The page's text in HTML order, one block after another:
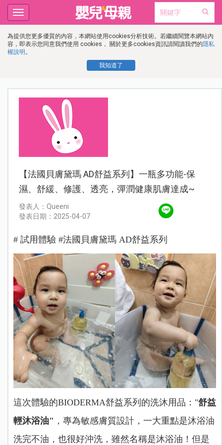
為提供您更多優質的內容，本網站使用cookies分析技術。若繼續閱覽本網站內
容，即表示您同意我們使用 cookies， 關於更多cookies資訊請閱讀我們的隱私
權說明 。
我知道了
Toggle
navigation
【法國貝膚黛瑪 AD舒益系列】一瓶多功能-保
濕、舒緩、修護、透亮，彈潤健康肌膚達成~
發表人：Queeni
發表日期：2025-04-07
# 試用體驗 #法國貝膚黛瑪 AD舒益系列
這次體驗的BIODERMA舒益系列的洗沐用品："舒益
輕沐浴油" ，專為敏感膚質設計，一大重點是沐浴油
洗完不油，也很好沖洗，雖然名稱是沐浴油！但是